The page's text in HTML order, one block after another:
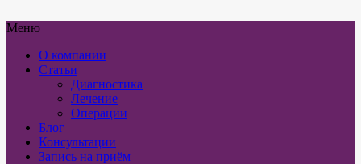
Меню
О компании
Статьи
Диагностика
Лечение
Операции
Блог
Консультации
Запись на приём